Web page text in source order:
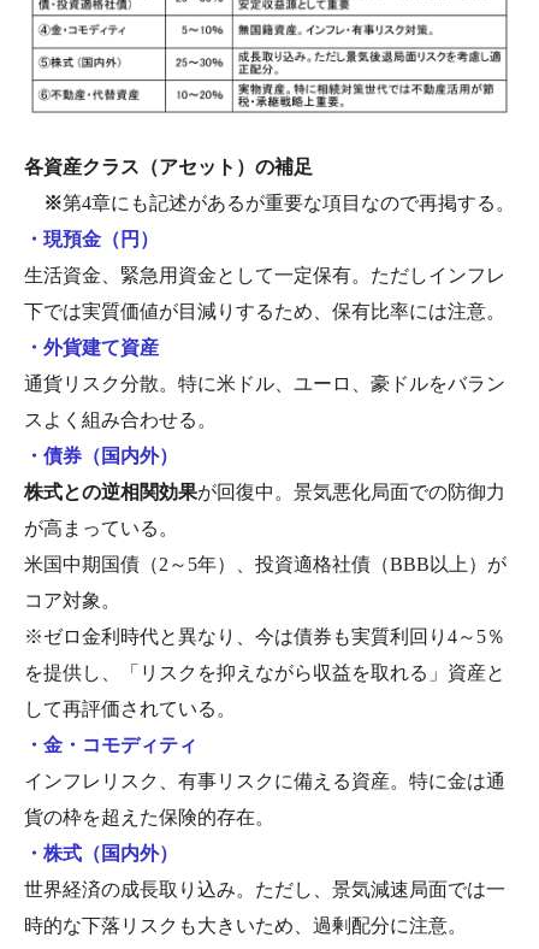
各資産クラス（アセット）の補足
※第4章にも記述があるが重要な項目なので再掲する。
・現預金（円）
生活資金、緊急用資金として一定保有。ただしインフレ
下では実質価値が目減りするため、保有比率には注意。
・外貨建て資産
通貨リスク分散。特に米ドル、ユーロ、豪ドルをバラン
スよく組み合わせる。
・債券（国内外）
株式との逆相関効果が回復中。景気悪化局面での防御力
が高まっている。
米国中期国債（2～5年）、投資適格社債（BBB以上）が
コア対象。
※ゼロ金利時代と異なり、今は債券も実質利回り4～5％
を提供し、「リスクを抑えながら収益を取れる」資産と
して再評価されている。
・金・コモディティ
インフレリスク、有事リスクに備える資産。特に金は通
貨の枠を超えた保険的存在。
・株式（国内外）
世界経済の成長取り込み。ただし、景気減速局面では一
時的な下落リスクも大きいため、過剰配分に注意。